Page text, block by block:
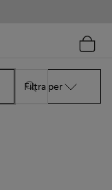
Filtra per